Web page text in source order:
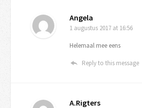
Angela
1 augustus 2017 at 16:56
Helemaal mee eens
Reply to this message
A.Rigters